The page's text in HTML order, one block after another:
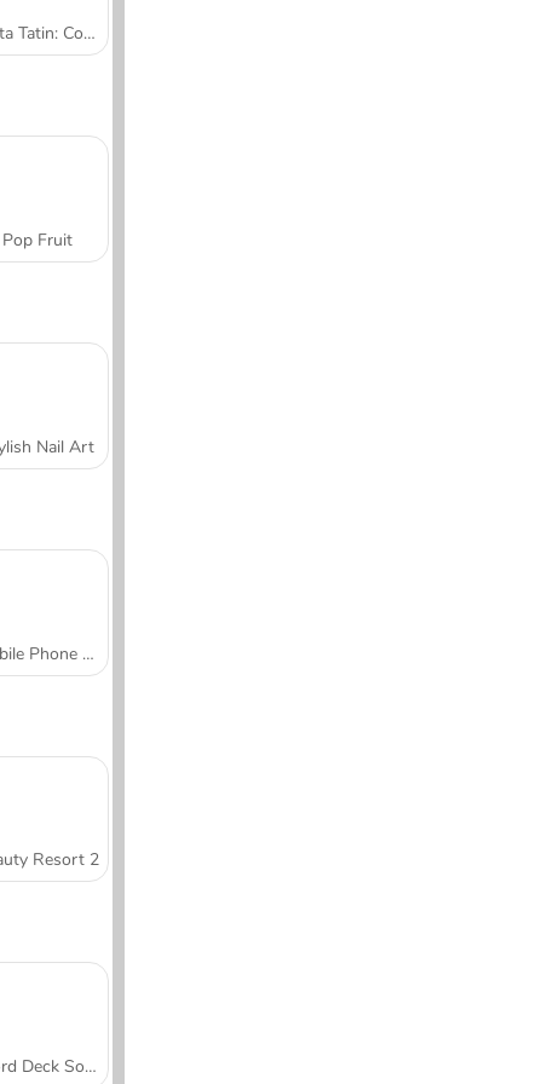
Tarta Tatin: Cocina con Sara
Pop Fruit
Nail Art
Mobile Phone Case Design & DIY
Resort 2
Word Deck Solitaire